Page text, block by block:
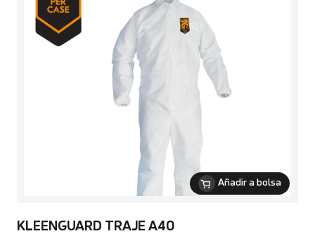
Añadir a bolsa
KLEENGUARD TRAJE A40